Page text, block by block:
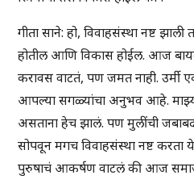
गीता साने: हो, विवाहसंस्था नष्ट झाली
होतील आणि विकास होईल. आज
करावस वाटतं, पण जमत नाही. उर्मी
आपल्या सगळ्यांचा अनुभव आहे.
असताना हेच झालं. पण मुलींची
सोपवून मगच विवाहसंस्था नष्ट
पुरुषाचं आकर्षण वाटलं की आज समाज